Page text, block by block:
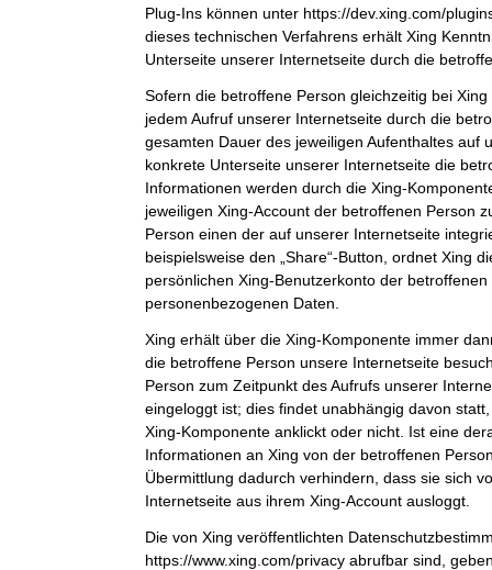
Plug-Ins können unter https://dev.xing.com/
dieses technischen Verfahrens erhält Xing
Unterseite unserer Internetseite durch die
Sofern die betroffene Person gleichzeitig bei
jedem Aufruf unserer Internetseite durch die
gesamten Dauer des jeweiligen Aufenthaltes auf
konkrete Unterseite unserer Internetseite die
Informationen werden durch die Xing-
jeweiligen Xing-Account der betroffenen Person
Person einen der auf unserer Internetseite
beispielsweise den „Share“-Button, ordnet Xing
persönlichen Xing-Benutzerkonto der
personenbezogenen Daten.
Xing erhält über die Xing-Komponente immer
die betroffene Person unsere Internetseite
Person zum Zeitpunkt des Aufrufs unserer
eingeloggt ist; dies findet unabhängig davon
Xing-Komponente anklickt oder nicht. Ist eine
Informationen an Xing von der betroffenen
Übermittlung dadurch verhindern, dass sie sich
Internetseite aus ihrem Xing-Account ausloggt.
Die von Xing veröffentlichten
https://www.xing.com/privacy abrufbar sind,